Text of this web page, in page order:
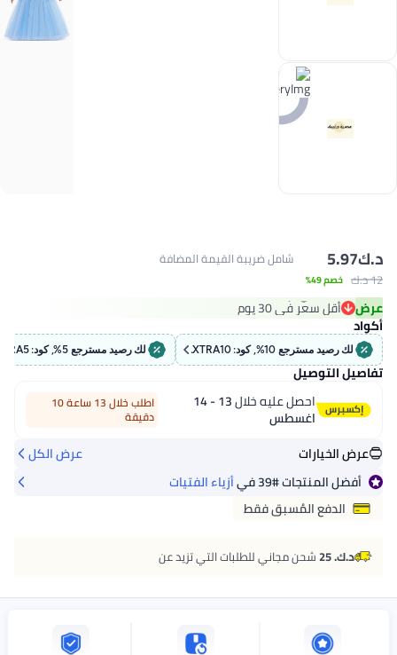
د.ك‏5.97
12 د.ك‏ خصم 49%
شامل ضريبة القيمة المضافة
عرض
#39 في أزياء الفتيات
أقل سعر في 30 يوم
#39 في أزياء الفتيات أكواد
لك رصيد مسترجع 10%, كود: EXTRA10 لك رصيد مسترجع 5%, كود: EXTRA5
تفاصيل التوصيل
احصل عليه خلال
13 - 14
اغسطس
اطلب خلال 13 ساعة 10
دقيقة
عرض الخيارات
عرض الكل
أفضل المنتجات#39 فيأزياء الفتيات
الدفع المُسبق فقط
د.ك. 25 شحن مجاني للطلبات التي تزيد عن